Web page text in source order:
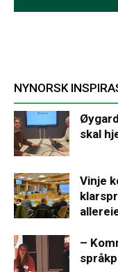
NYNORSK
skal
Vinje
–